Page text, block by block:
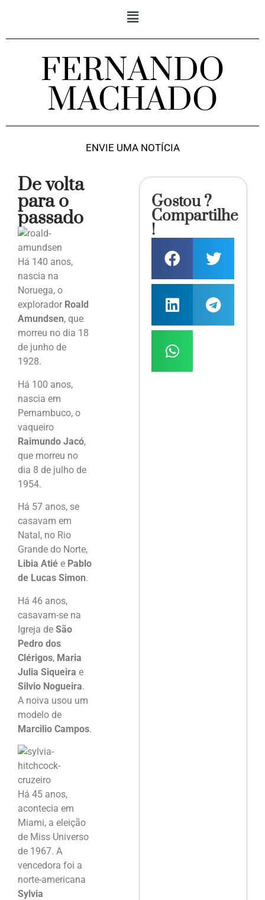
FERNANDO
MACHADO
ENVIE UMA NOTÍCIA
De volta
para o
passado
Há 140 anos,
nascia na
Noruega, o
explorador Roald
Amundsen, que
morreu no dia 18
de junho de
1928.
Há 100 anos,
nascia em
Pernambuco, o
vaqueiro
Raimundo Jacó,
que morreu no
dia 8 de julho de
1954.
Há 57 anos, se
casavam em
Natal, no Rio
Grande do Norte,
Libia Atié e Pablo
de Lucas Simon.
Há 46 anos,
casavam-se na
Igreja de São
Pedro dos
Clérigos, Maria
Julia Siqueira e
Silvio Nogueira.
A noiva usou um
modelo de
Marcilio Campos.
Há 45 anos,
acontecia em
Miami, a eleição
de Miss Universo
de 1967. A
vencedora foi a
norte-americana
Sylvia
Gostou ?
Compartilhe
!